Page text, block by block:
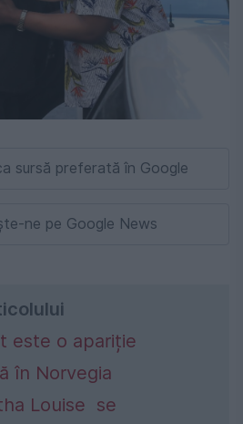
sursă preferată în Google
ne pe Google News
este o apariție
în Norvegia
Louise se